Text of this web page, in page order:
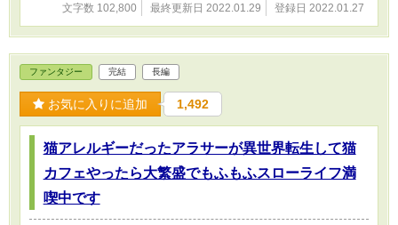
文字数 102,800 最終更新日 2022.01.29 登録日 2022.01.27
ファンタジー 完結 長編
お気に入りに追加 1,492
猫アレルギーだったアラサーが異世界転生して猫
カフェやったら大繁盛でもふもふスローライフ満
喫中です